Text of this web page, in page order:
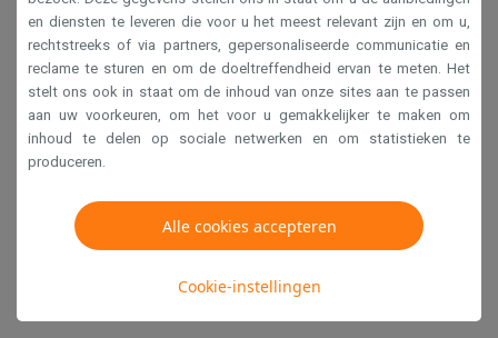
en diensten te leveren die voor u het meest relevant zijn en om u,
rechtstreeks of via partners, gepersonaliseerde communicatie en
reclame te sturen en om de doeltreffendheid ervan te meten. Het
stelt ons ook in staat om de inhoud van onze sites aan te passen
aan uw voorkeuren, om het voor u gemakkelijker te maken om
inhoud te delen op sociale netwerken en om statistieken te
produceren.
Alle cookies accepteren
Cookie-instellingen